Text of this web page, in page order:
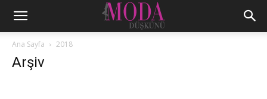
Ana Sayfa 2018
Arşiv